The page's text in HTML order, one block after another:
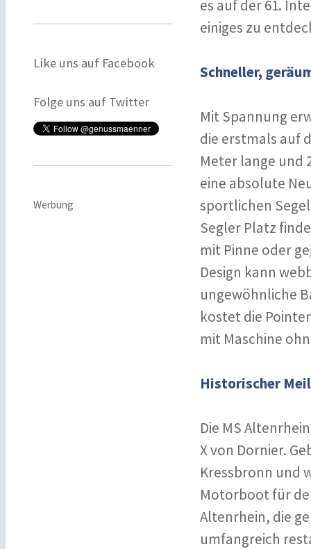
Like uns auf Facebook
Folge uns auf Twitter
Werbung
es auf der 61.
einiges zu
Schneller,
Mit Spannung
die erstmals auf
Meter lange und
eine absolute
sportlichen
Segler Platz
mit Pinne oder
Design kann
ungewöhnliche
kostet die
mit Maschine
Historischer
Die MS
X von Dornier.
Kressbronn und
Motorboot für
Altenrhein, die
umfangreich